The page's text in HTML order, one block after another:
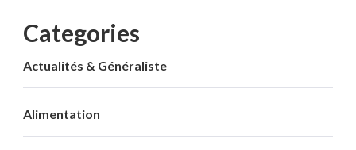
Categories
Actualités & Généraliste
Alimentation